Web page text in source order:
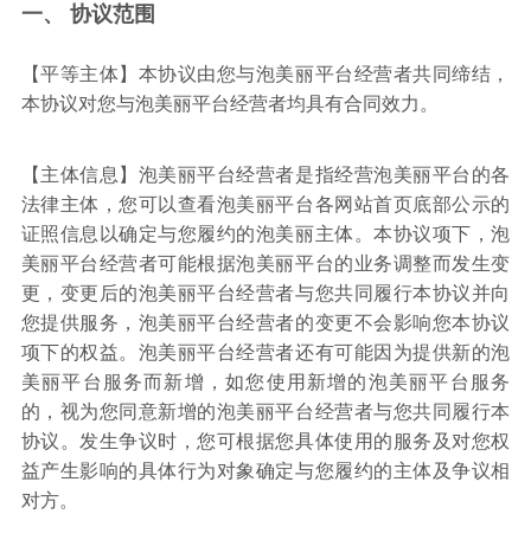
一、 协议范围
【平等主体】本协议由您与泡美丽平台经营者共同缔结，
本协议对您与泡美丽平台经营者均具有合同效力。
【主体信息】泡美丽平台经营者是指经营泡美丽平台的各
法律主体，您可以查看泡美丽平台各网站首页底部公示的
证照信息以确定与您履约的泡美丽主体。本协议项下，泡
美丽平台经营者可能根据泡美丽平台的业务调整而发生变
更，变更后的泡美丽平台经营者与您共同履行本协议并向
您提供服务，泡美丽平台经营者的变更不会影响您本协议
项下的权益。泡美丽平台经营者还有可能因为提供新的泡
美丽平台服务而新增，如您使用新增的泡美丽平台服务
的，视为您同意新增的泡美丽平台经营者与您共同履行本
协议。发生争议时，您可根据您具体使用的服务及对您权
益产生影响的具体行为对象确定与您履约的主体及争议相
对方。